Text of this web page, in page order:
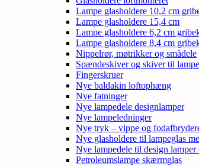
Lampe glasholdere 10,2 cm
Lampe glasholdere 15,4 cm
Lampe glasholdere 6,2 cm
Lampe glasholdere 8,4 cm
Nippelrør, møtrikker og smådele
Spændeskiver og skiver til
Fingerskruer
Nye baldakin loftophæng
Nye fatninger
Nye lampedele designlamper
Nye lampeledninger
Nye tryk – vippe og
Nye glasholdere til lampeglas
Nye lampedele til design lamper
Petroleumslampe skærmglas